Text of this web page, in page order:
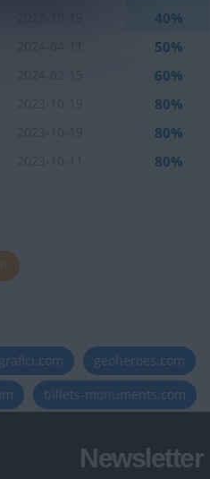
40%
50%
60%
80%
80%
80%
geoheroes.com
billets-monuments.com
Newsletter